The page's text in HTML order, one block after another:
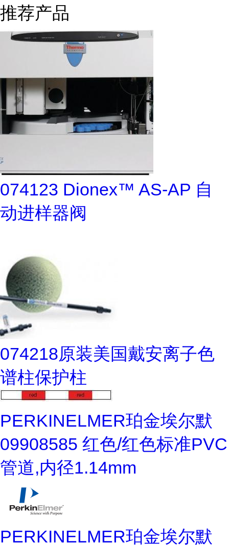
推荐产品
074123 Dionex™ AS-AP 自
动进样器阀
074218原装美国戴安离子色
谱柱保护柱
PERKINELMER珀金埃尔默
09908585 红色/红色标准PVC
管道,内径1.14mm
PERKINELMER珀金埃尔默